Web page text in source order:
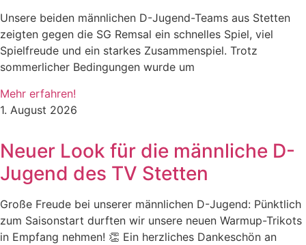
Unsere beiden männlichen D-Jugend-Teams aus Stetten
zeigten gegen die SG Remsal ein schnelles Spiel, viel
Spielfreude und ein starkes Zusammenspiel. Trotz
sommerlicher Bedingungen wurde um
Mehr erfahren!
1. August 2026
Neuer Look für die männliche D-
Jugend des TV Stetten
Große Freude bei unserer männlichen D-Jugend: Pünktlich
zum Saisonstart durften wir unsere neuen Warmup-Trikots
in Empfang nehmen! 👏 Ein herzliches Dankeschön an